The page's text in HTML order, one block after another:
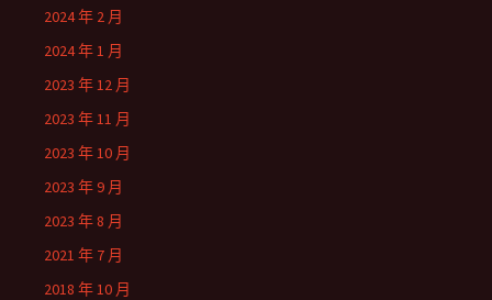
2024 年 2 月
2024 年 1 月
2023 年 12 月
2023 年 11 月
2023 年 10 月
2023 年 9 月
2023 年 8 月
2021 年 7 月
2018 年 10 月